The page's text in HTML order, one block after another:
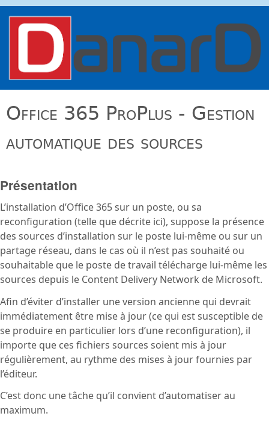
danard.net
Office 365 ProPlus - Gestion
automatique des sources
Présentation
L’installation d’Office 365 sur un poste, ou sa
reconfiguration (telle que décrite ici), suppose la présence
des sources d’installation sur le poste lui-même ou sur un
partage réseau, dans le cas où il n’est pas souhaité ou
souhaitable que le poste de travail télécharge lui-même les
sources depuis le Content Delivery Network de Microsoft.
Afin d’éviter d’installer une version ancienne qui devrait
immédiatement être mise à jour (ce qui est susceptible de
se produire en particulier lors d’une reconfiguration), il
importe que ces fichiers sources soient mis à jour
régulièrement, au rythme des mises à jour fournies par
l’éditeur.
C’est donc une tâche qu’il convient d’automatiser au
maximum.